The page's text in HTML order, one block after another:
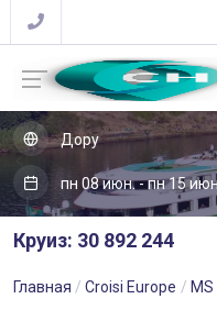
Дору
пн 08 июн. - пн 15
Круиз: 30 892 244
Главная Croisi Europe